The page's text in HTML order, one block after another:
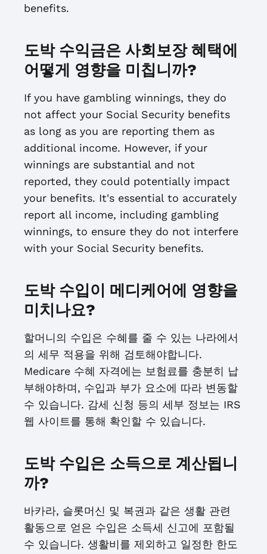
benefits.
도박 수익금은 사회보장 혜택에
어떻게 영향을 미칩니까?
If you have gambling winnings, they do
not affect your Social Security benefits
as long as you are reporting them as
additional income. However, if your
winnings are substantial and not
reported, they could potentially impact
your benefits. It's essential to accurately
report all income, including gambling
winnings, to ensure they do not interfere
with your Social Security benefits.
도박 수입이 메디케어에 영향을
미치나요?
할머니의 수입은 수혜를 줄 수 있는 나라에서
의 세무 적용을 위해 검토해야합니다.
Medicare 수혜 자격에는 보험료를 충분히 납
부해야하며, 수입과 부가 요소에 따라 변동할
수 있습니다. 감세 신청 등의 세부 정보는 IRS
웹 사이트를 통해 확인할 수 있습니다.
도박 수입은 소득으로 계산됩니
까?
바카라, 슬롯머신 및 복권과 같은 생활 관련
활동으로 얻은 수입은 소득세 신고에 포함될
수 있습니다. 생활비를 제외하고 일정한 한도